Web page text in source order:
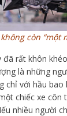
còn “một
đã rất khôn
là những
chỉ với hầu bao
chiếc xe côn
nhiều người